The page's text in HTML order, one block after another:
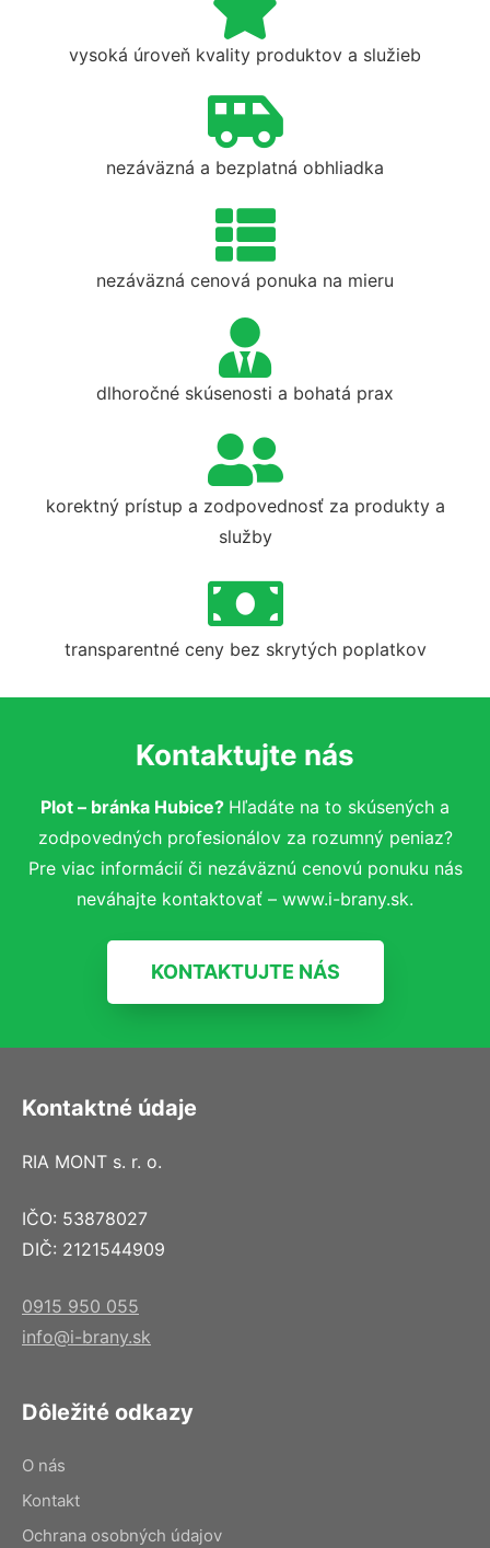
vysoká úroveň kvality produktov a služieb
nezáväzná a bezplatná obhliadka
nezáväzná cenová ponuka na mieru
dlhoročné skúsenosti a bohatá prax
korektný prístup a zodpovednosť za produkty a
služby
transparentné ceny bez skrytých poplatkov
Kontaktujte nás
Plot – bránka Hubice? Hľadáte na to skúsených a
zodpovedných profesionálov za rozumný peniaz?
Pre viac informácií či nezáväznú cenovú ponuku nás
neváhajte kontaktovať – www.i-brany.sk.
KONTAKTUJTE NÁS
Kontaktné údaje
RIA MONT s. r. o.
IČO: 53878027
DIČ: 2121544909
0915 950 055
info@i-brany.sk
Dôležité odkazy
O nás
Kontakt
Ochrana osobných údajov